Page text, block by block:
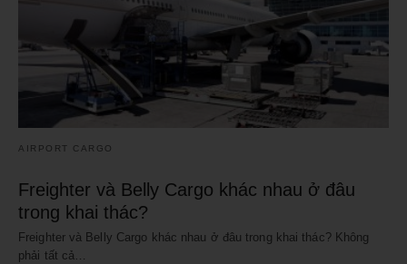
AIRPORT CARGO
Freighter và Belly Cargo khác nhau ở đâu
trong khai thác?
Freighter và Belly Cargo khác nhau ở đâu trong khai thác? Không
phải tất cả…